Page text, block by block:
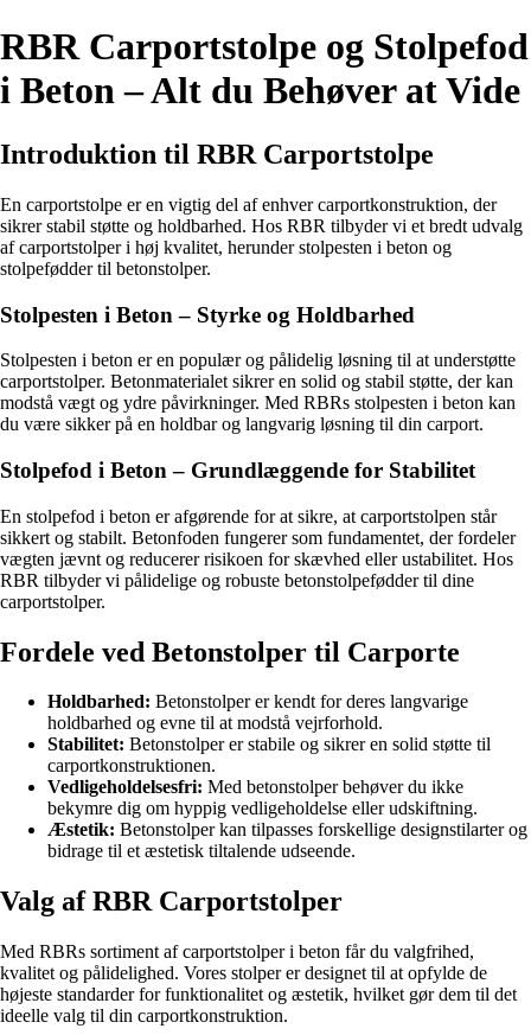
RBR Carportstolpe og Stolpefod
i Beton – Alt du Behøver at Vide
Introduktion til RBR Carportstolpe
En carportstolpe er en vigtig del af enhver carportkonstruktion, der
sikrer stabil støtte og holdbarhed. Hos RBR tilbyder vi et bredt udvalg
af carportstolper i høj kvalitet, herunder stolpesten i beton og
stolpefødder til betonstolper.
Stolpesten i Beton – Styrke og Holdbarhed
Stolpesten i beton er en populær og pålidelig løsning til at understøtte
carportstolper. Betonmaterialet sikrer en solid og stabil støtte, der kan
modstå vægt og ydre påvirkninger. Med RBRs stolpesten i beton kan
du være sikker på en holdbar og langvarig løsning til din carport.
Stolpefod i Beton – Grundlæggende for Stabilitet
En stolpefod i beton er afgørende for at sikre, at carportstolpen står
sikkert og stabilt. Betonfoden fungerer som fundamentet, der fordeler
vægten jævnt og reducerer risikoen for skævhed eller ustabilitet. Hos
RBR tilbyder vi pålidelige og robuste betonstolpefødder til dine
carportstolper.
Fordele ved Betonstolper til Carporte
Holdbarhed: Betonstolper er kendt for deres langvarige
holdbarhed og evne til at modstå vejrforhold.
Stabilitet: Betonstolper er stabile og sikrer en solid støtte til
carportkonstruktionen.
Vedligeholdelsesfri: Med betonstolper behøver du ikke
bekymre dig om hyppig vedligeholdelse eller udskiftning.
Æstetik: Betonstolper kan tilpasses forskellige designstilarter og
bidrage til et æstetisk tiltalende udseende.
Valg af RBR Carportstolper
Med RBRs sortiment af carportstolper i beton får du valgfrihed,
kvalitet og pålidelighed. Vores stolper er designet til at opfylde de
højeste standarder for funktionalitet og æstetik, hvilket gør dem til det
ideelle valg til din carportkonstruktion.